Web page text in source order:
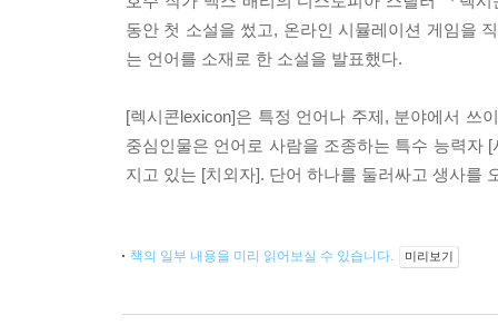
동안 첫 소설을 썼고, 온라인 시뮬레이션 게임을
는 언어를 소재로 한 소설을 발표했다.
[렉시콘lexicon]은 특정 언어나 주제, 분야에서 쓰
중심인물은 언어로 사람을 조종하는 특수 능력자
지고 있는 [치외자]. 단어 하나를 둘러싸고 생사를
책의 일부 내용을 미리 읽어보실 수 있습니다. 미리보기